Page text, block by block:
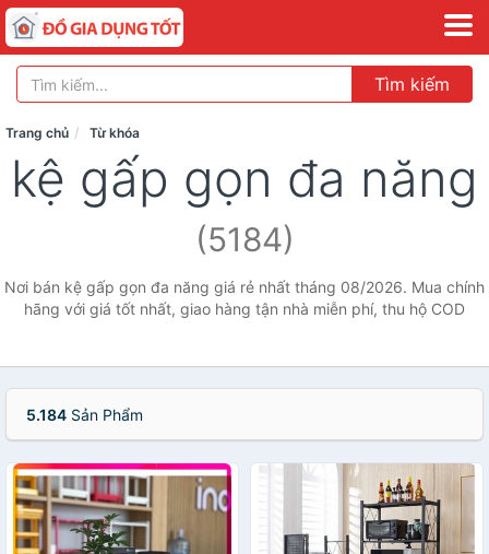
Tìm kiếm
Trang chủ Từ khóa
kệ gấp gọn đa năng
(5184)
Nơi bán kệ gấp gọn đa năng giá rẻ nhất tháng 08/2026. Mua chính
hãng với giá tốt nhất, giao hàng tận nhà miễn phí, thu hộ COD
5.184 Sản Phẩm